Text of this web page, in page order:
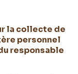
la collecte de
personnel
responsable